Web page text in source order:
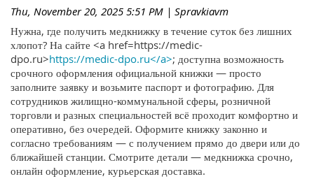
Thu, November 20, 2025 5:51 PM | Spravkiavm
Нужна, где получить медкнижку в течение суток без лишних
хлопот? На сайте <a href=https://medic-
dpo.ru>https://medic-dpo.ru</a>; доступна возможность
срочного оформления официальной книжки — просто
заполните заявку и возьмите паспорт и фотографию. Для
сотрудников жилищно-коммунальной сферы, розничной
торговли и разных специальностей всё проходит комфортно и
оперативно, без очередей. Оформите книжку законно и
согласно требованиям — с получением прямо до двери или до
ближайшей станции. Смотрите детали — медкнижка срочно,
онлайн оформление, курьерская доставка.